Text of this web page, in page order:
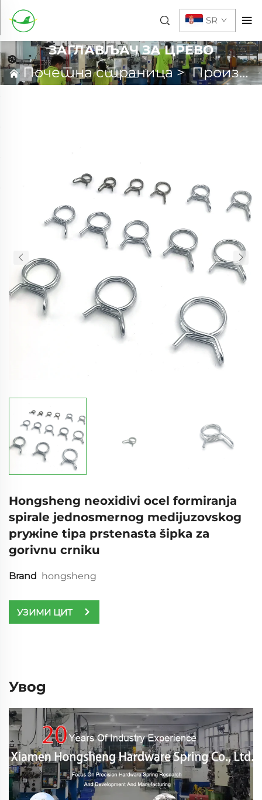
SR
ЗАГЛАВЉАЧ ЗА ЦРЕВО
Почетна страница>Производи
Hongsheng neoxidivi ocel formiranja
spirale jednosmernog medijuzovskog
prужine tipa prstenasta šipka za
gorivnu crniku
Brand hongsheng
УЗИМИ ЦИТ
Увод